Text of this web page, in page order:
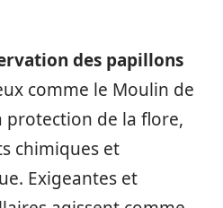
des papillons
comme le Moulin de
protection de la flore,
chimiques et
Exigeantes et